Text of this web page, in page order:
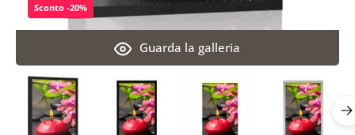
Guarda la galleria
Sconto -20%